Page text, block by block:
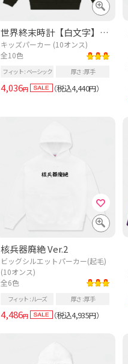
世界終末時計【白文字】【バックプリント】
キッズパーカー (10オンス)
全10色
フィット ベーシック 厚さ 厚手
4,036円 （税込4,440円）
核兵器廃絶 Ver.2
ビッグシルエットパーカー(起毛)
(10オンス)
全6色
フィット ルーズ 厚さ 厚手
4,486円 （税込4,935円）